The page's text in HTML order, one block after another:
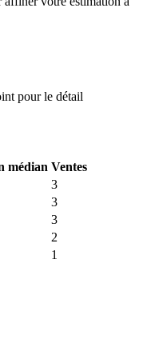
pour le détail
médian Ventes
3
3
3
2
1